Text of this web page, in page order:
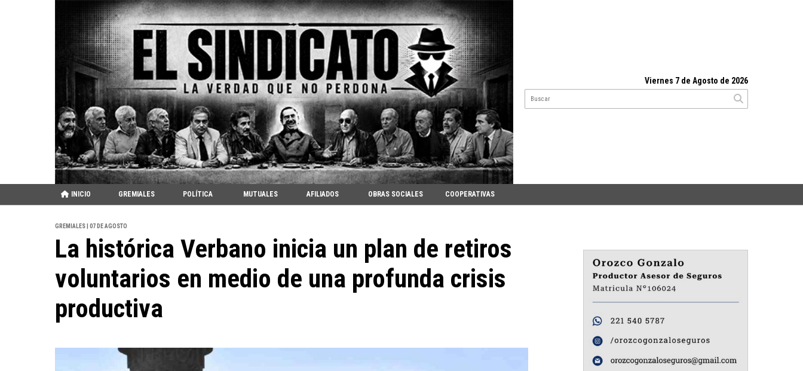
Viernes 7 de Agosto de 2026
INICIO GREMIALES POLÍTICA MUTUALES AFILIADOS OBRAS SOCIALES COOPERATIVAS
GREMIALES | 07 DE AGOSTO
La histórica Verbano inicia un plan de retiros
voluntarios en medio de una profunda crisis
productiva